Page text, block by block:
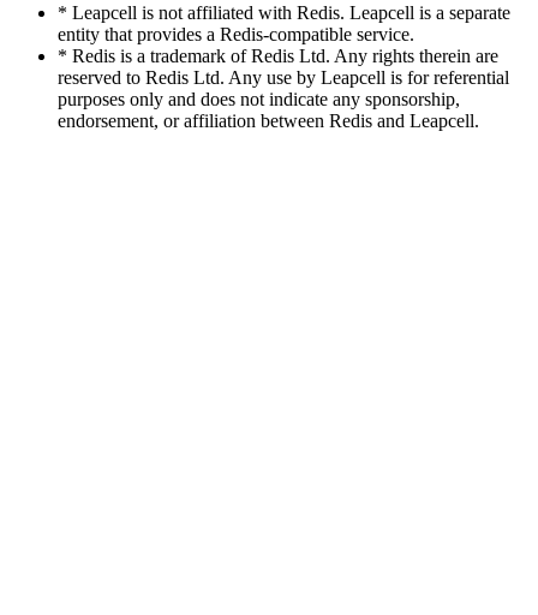
* Leapcell is not affiliated with Redis. Leapcell is a separate
entity that provides a Redis-compatible service.
* Redis is a trademark of Redis Ltd. Any rights therein are
reserved to Redis Ltd. Any use by Leapcell is for referential
purposes only and does not indicate any sponsorship,
endorsement, or affiliation between Redis and Leapcell.